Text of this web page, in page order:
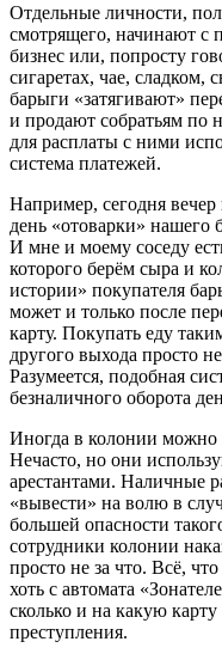
Отдельные личности,
смотрящего, начинают с
бизнес или, попросту
сигаретах, чае, сладком,
барыги «затягивают»
и продают собратьям по
для расплаты с ними
система платежей.
Например, сегодня
день «отоварки» нашего
И мне и моему соседу
которого берём сыра и
истории» покупателя
может и только после
карту. Покупать еду
другого выхода просто
Разумеется, подобная
безналичного оборота
Иногда в колонии можно
Нечасто, но они
арестантами. Наличные
«вывести» на волю в
большей опасности
сотрудники колонии
просто не за что. Всё,
хоть с автомата
сколько и на какую
преступления.